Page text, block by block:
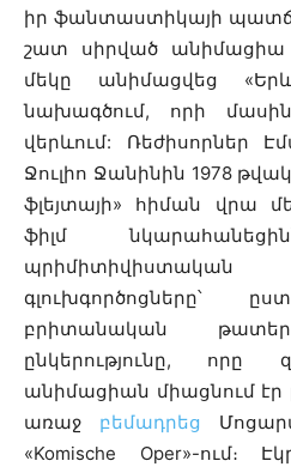
իր ֆանտաստիկայի
շատ սիրված անիմացիա
մեկը անիմացվեց
նախագծում, որի
վերևում: Ռեժիսորներ
Ջուլիո Ջանինին 1978
ֆլեյտայի» հիման վրա
ֆիլմ
գլուխգործոցները՝
բրիտանական
ընկերությունը, որը
անիմացիան միացնում
առաջ բեմադրեց
«Komische Oper»-ում։